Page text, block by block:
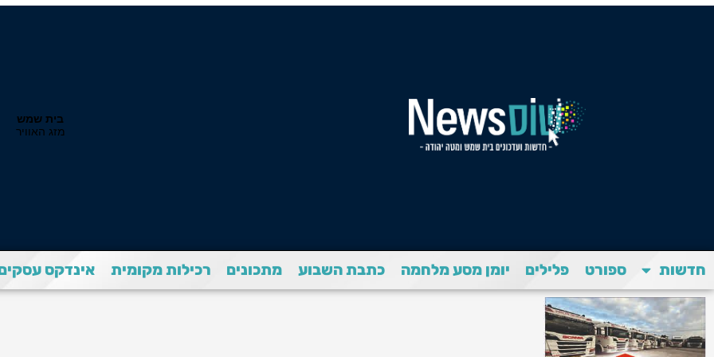
חדשות ספורט פלילים יומן מסע מלחמה כתבת השבוע מתכונים רכילות מקומית אינדקס